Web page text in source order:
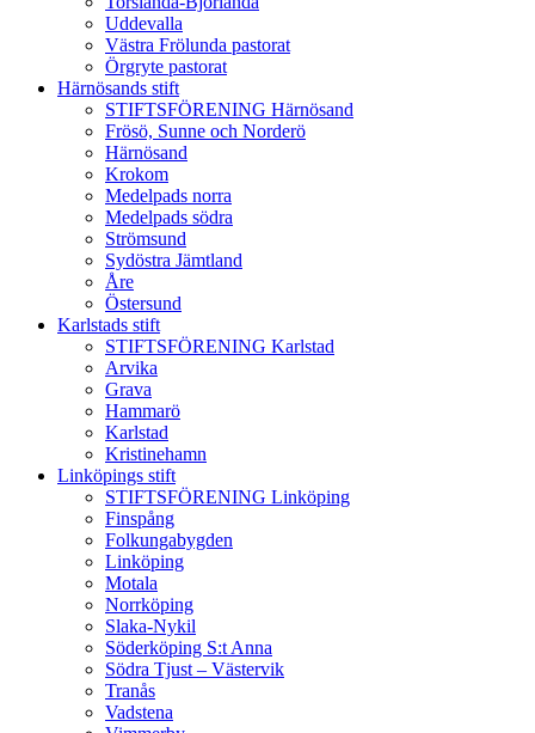
Uddevalla
Västra Frölunda pastorat
Örgryte pastorat
Härnösands stift
STIFTSFÖRENING Härnösand
Frösö, Sunne och Norderö
Härnösand
Krokom
Medelpads norra
Medelpads södra
Strömsund
Sydöstra Jämtland
Åre
Östersund
Karlstads stift
STIFTSFÖRENING Karlstad
Arvika
Grava
Hammarö
Karlstad
Kristinehamn
Linköpings stift
STIFTSFÖRENING Linköping
Finspång
Folkungabygden
Linköping
Motala
Norrköping
Slaka-Nykil
Söderköping S:t Anna
Södra Tjust – Västervik
Tranås
Vadstena